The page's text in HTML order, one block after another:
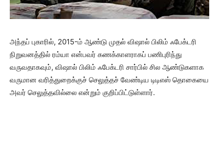
அந்தப் புகாரில், 2015-ம் ஆண்டு முதல் விஷால் பிலிம் ஃபேக்டரி
நிறுவனத்தில் ரம்யா என்பவர் கணக்காளராகப் பணிபுரிந்து
வருவதாகவும், விஷால் பிலிம் ஃபேக்டரி சார்பில் சில ஆண்டுகளாக
வருமான வரித்துறைக்குச் செலுத்தச் வேண்டிய டிடிஎஸ் தொகையை
அவர் செலுத்தவில்லை என்றும் குறிப்பிட்டுள்ளார்.